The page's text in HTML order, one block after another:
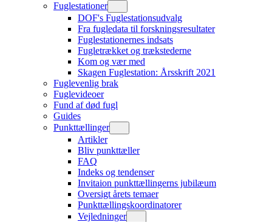
Fuglestationer
DOF's Fuglestationsudvalg
Fra fugledata til forskningsresultater
Fuglestationernes indsats
Fugletrækket og trækstederne
Kom og vær med
Skagen Fuglestation: Årsskrift 2021
Fuglevenlig brak
Fuglevideoer
Fund af død fugl
Guides
Punkttællinger
Artikler
Bliv punkttæller
FAQ
Indeks og tendenser
Invitaion punkttællingerns jubilæum
Oversigt årets temaer
Punkttællingskoordinatorer
Vejledninger